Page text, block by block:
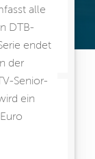
alle
DTB-
endet
der
Senior-
ein